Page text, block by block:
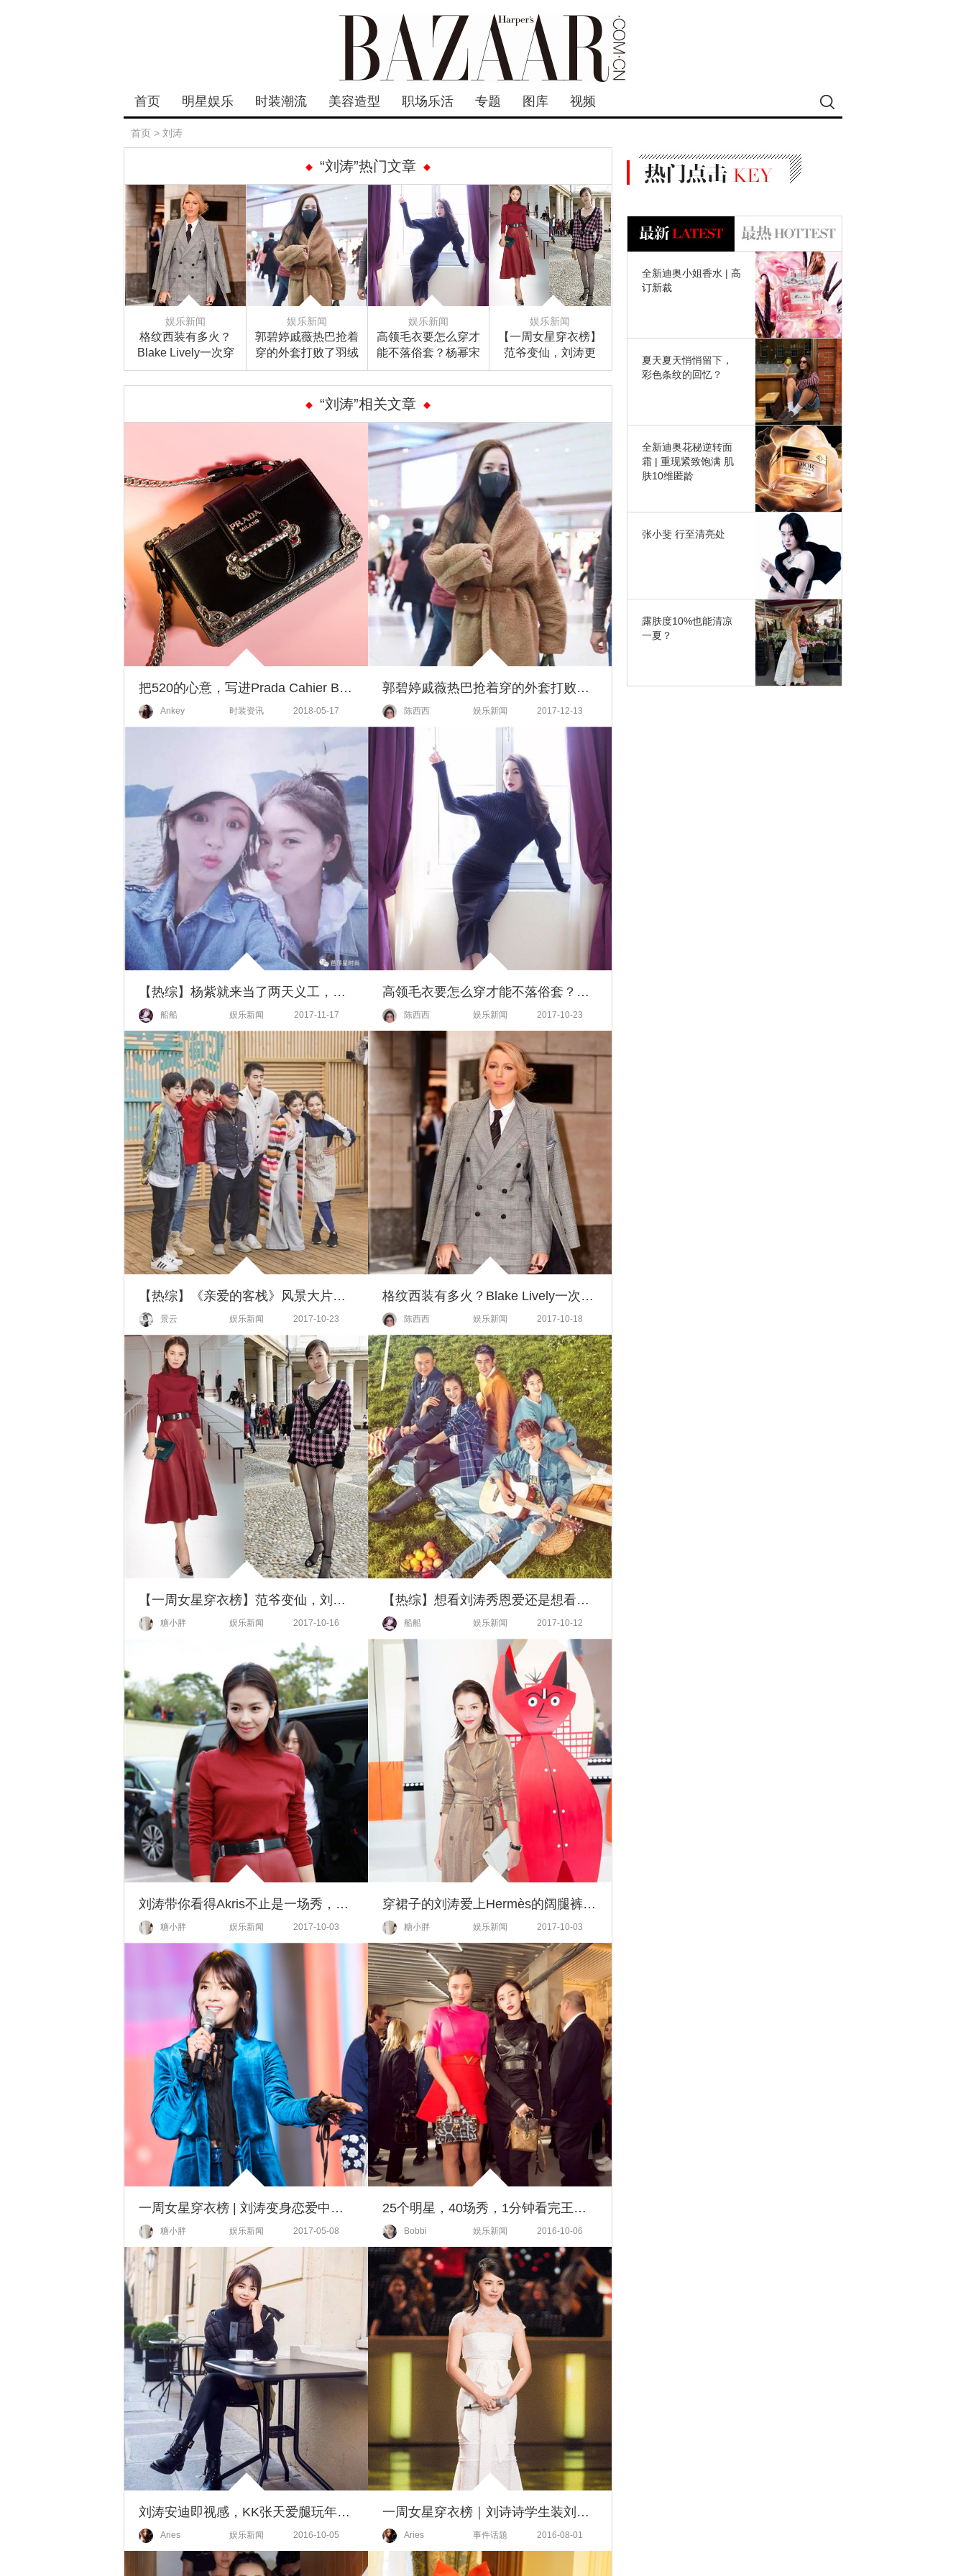
首页 明星娱乐 时装潮流 美容造型 职场乐活 专题 图库 视频
首页 > 刘涛
“刘涛”热门文章
娱乐新闻
格纹西装有多火？
Blake Lively一次穿
两件，李宇春刘涛文
咏珊气质大变身！
娱乐新闻
郭碧婷戚薇热巴抢着
穿的外套打败了羽绒
服，今年冬天就是流
行裹成个“熊”！
娱乐新闻
高领毛衣要怎么穿才
能不落俗套？杨幂宋
茜戚薇为你演示正确
打开方式！
娱乐新闻
【一周女星穿衣榜】
范爷变仙，刘涛更
美，刘诗诗帅出屏幕
“刘涛”相关文章
把520的心意，写进Prada Cahier Bijoux手袋里
Ankey 时装资讯 2018-05-17
郭碧婷戚薇热巴抢着穿的外套打败了羽绒服，今年冬天就是流行裹成个“熊”！
陈西西 娱乐新闻 2017-12-13
【热综】杨紫就来当了两天义工，竟然把客栈变成了和阚清子的校友交流大会
船船 娱乐新闻 2017-11-17
高领毛衣要怎么穿才能不落俗套？杨幂宋茜戚薇为你演示正确打开方式！
陈西西 娱乐新闻 2017-10-23
【热综】《亲爱的客栈》风景大片美到心动，不仅后期走心，饭桌上唠家常也很动情戳人！
景云 娱乐新闻 2017-10-23
格纹西装有多火？Blake Lively一次穿两件，李宇春刘涛文咏珊气质大变身！
陈西西 娱乐新闻 2017-10-18
【一周女星穿衣榜】范爷变仙，刘涛更美，刘诗诗帅出屏幕
糖小胖 娱乐新闻 2017-10-16
【热综】想看刘涛秀恩爱还是想看阚清子闹脾气？这间客栈的单身狗陈翔选择弹吉他
船船 娱乐新闻 2017-10-12
刘涛带你看得Akris不止是一场秀，更是两个大师的艺术展！
糖小胖 娱乐新闻 2017-10-03
穿裙子的刘涛爱上Hermès的阔腿裤，你的全新Wishlist更新了没有？
糖小胖 娱乐新闻 2017-10-03
一周女星穿衣榜 | 刘涛变身恋爱中的美安迪，宋茜好好穿衬衫也超时髦
糖小胖 娱乐新闻 2017-05-08
25个明星，40场秀，1分钟看完王菲章子怡都来了的时装周！【芭瞎时装周】
Bobbi 娱乐新闻 2016-10-06
刘涛安迪即视感，KK张天爱腿玩年，她们在巴黎玩太6！【芭瞎时装周】
Aries 娱乐新闻 2016-10-05
一周女星穿衣榜｜刘诗诗学生装刘涛穿婚纱，张馨予华丽逆转李莫愁到小龙女！
Aries 事件话题 2016-08-01
全新迪奥小姐香水 | 高
订新裁
夏天夏天悄悄留下，
彩色条纹的回忆？
全新迪奥花秘逆转面
霜 | 重现紧致饱满 肌
肤10维匿龄
张小斐 行至清亮处
露肤度10%也能清凉
一夏？